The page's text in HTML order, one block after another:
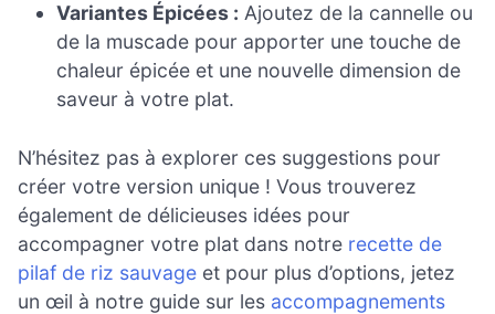
Variantes Épicées : Ajoutez de la cannelle ou
de la muscade pour apporter une touche de
chaleur épicée et une nouvelle dimension de
saveur à votre plat.
N’hésitez pas à explorer ces suggestions pour
créer votre version unique ! Vous trouverez
également de délicieuses idées pour
accompagner votre plat dans notre recette de
pilaf de riz sauvage et pour plus d’options, jetez
un œil à notre guide sur les accompagnements